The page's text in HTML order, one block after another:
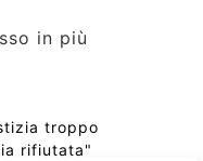
in più
troppo
rifiutata"